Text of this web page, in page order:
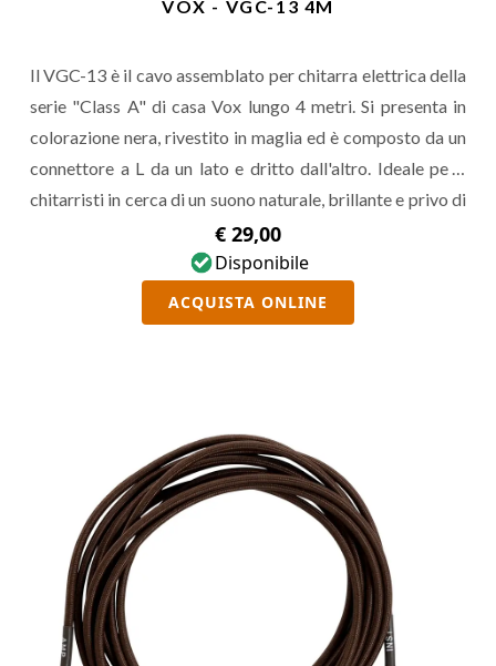
VOX - VGC-13 4M
Il VGC-13 è il cavo assemblato per chitarra elettrica della
serie "Class A" di casa Vox lungo 4 metri. Si presenta in
colorazione nera, rivestito in maglia ed è composto da un
connettore a L da un lato e dritto dall'altro. Ideale per i
chitarristi in cerca di un suono naturale, brillante e privo di
€ 29,00
Disponibile
ACQUISTA ONLINE